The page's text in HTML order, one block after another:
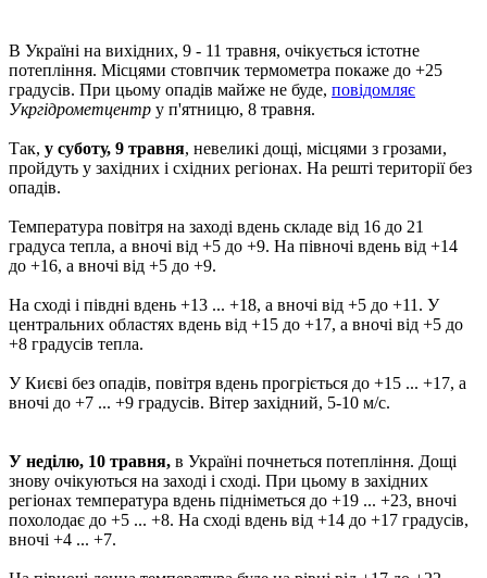
В Україні на вихідних, 9 - 11 травня, очікується істотне
потепління. Місцями стовпчик термометра покаже до +25
градусів. При цьому опадів майже не буде, повідомляє
Укргідрометцентр у п'ятницю, 8 травня.
Так, у суботу, 9 травня, невеликі дощі, місцями з грозами,
пройдуть у західних і східних регіонах. На решті території без
опадів.
Температура повітря на заході вдень складе від 16 до 21
градуса тепла, а вночі від +5 до +9. На півночі вдень від +14
до +16, а вночі від +5 до +9.
На сході і півдні вдень +13 ... +18, а вночі від +5 до +11. У
центральних областях вдень від +15 до +17, а вночі від +5 до
+8 градусів тепла.
У Києві без опадів, повітря вдень прогріється до +15 ... +17, а
вночі до +7 ... +9 градусів. Вітер західний, 5-10 м/с.
У неділю, 10 травня, в Україні почнеться потепління. Дощі
знову очікуються на заході і сході. При цьому в західних
регіонах температура вдень підніметься до +19 ... +23, вночі
похолодає до +5 ... +8. На сході вдень від +14 до +17 градусів,
вночі +4 ... +7.